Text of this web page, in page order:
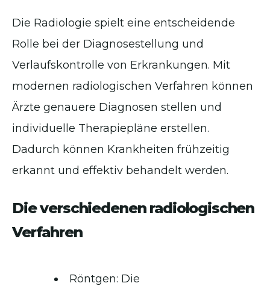
Die Radiologie spielt eine entscheidende
Rolle bei der Diagnosestellung und
Verlaufskontrolle von Erkrankungen. Mit
modernen radiologischen Verfahren können
Ärzte genauere Diagnosen stellen und
individuelle Therapiepläne erstellen.
Dadurch können Krankheiten frühzeitig
erkannt und effektiv behandelt werden.
Die verschiedenen radiologischen
Verfahren
Röntgen: Die